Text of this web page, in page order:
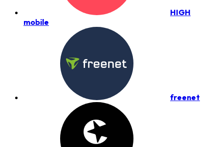
HIGH
mobile
freenet